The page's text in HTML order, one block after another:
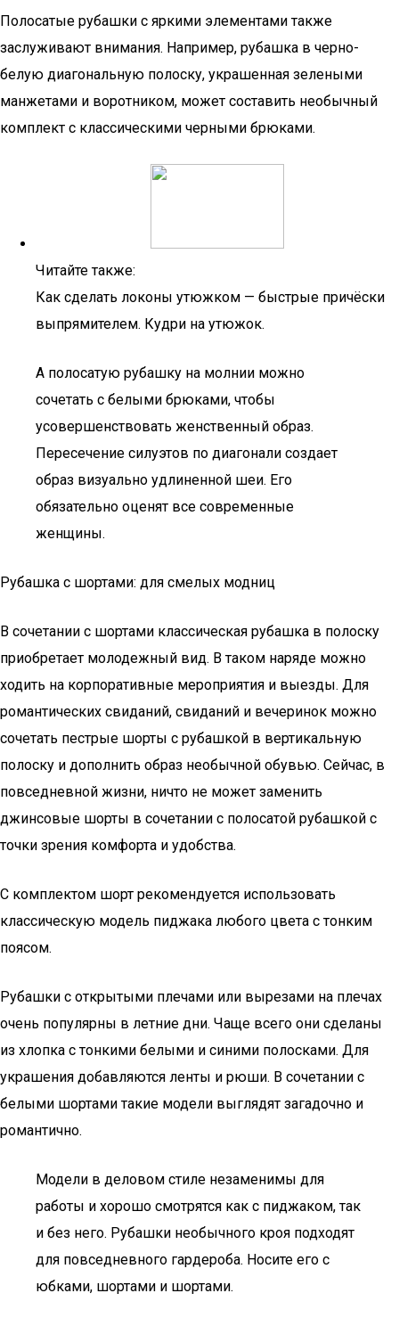
Полосатые рубашки с яркими элементами также
заслуживают внимания. Например, рубашка в черно-
белую диагональную полоску, украшенная зелеными
манжетами и воротником, может составить необычный
комплект с классическими черными брюками.
Читайте также:
Как сделать локоны утюжком — быстрые причёски
выпрямителем. Кудри на утюжок.
А полосатую рубашку на молнии можно
сочетать с белыми брюками, чтобы
усовершенствовать женственный образ.
Пересечение силуэтов по диагонали создает
образ визуально удлиненной шеи. Его
обязательно оценят все современные
женщины.
Рубашка с шортами: для смелых модниц
В сочетании с шортами классическая рубашка в полоску
приобретает молодежный вид. В таком наряде можно
ходить на корпоративные мероприятия и выезды. Для
романтических свиданий, свиданий и вечеринок можно
сочетать пестрые шорты с рубашкой в вертикальную
полоску и дополнить образ необычной обувью. Сейчас, в
повседневной жизни, ничто не может заменить
джинсовые шорты в сочетании с полосатой рубашкой с
точки зрения комфорта и удобства.
С комплектом шорт рекомендуется использовать
классическую модель пиджака любого цвета с тонким
поясом.
Рубашки с открытыми плечами или вырезами на плечах
очень популярны в летние дни. Чаще всего они сделаны
из хлопка с тонкими белыми и синими полосками. Для
украшения добавляются ленты и рюши. В сочетании с
белыми шортами такие модели выглядят загадочно и
романтично.
Модели в деловом стиле незаменимы для
работы и хорошо смотрятся как с пиджаком, так
и без него. Рубашки необычного кроя подходят
для повседневного гардероба. Носите его с
юбками, шортами и шортами.